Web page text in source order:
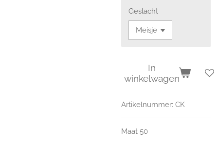
Geslacht
In
winkelwagen
Artikelnummer: CK
Maat 50